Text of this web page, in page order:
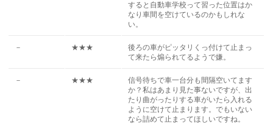
すると自動車学校って習った位置はか
なり車間を空けているのかもしれな
い。
－ ★★★
後ろの車がピッタリくっ付けて止まっ
て来たら煽られてるようで嫌。
－ ★★★
信号待ちで車一台分も間隔空いてます
か？私はあまり見た事ないですが、出
たり曲がったりする車がいたら入れる
ように空けて止まります。でもいない
なら詰めて止まってほしいですね。